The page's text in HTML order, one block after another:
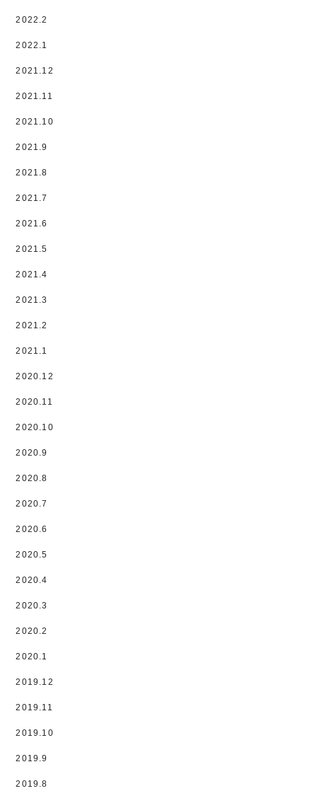
2022.2
2022.1
2021.12
2021.11
2021.10
2021.9
2021.8
2021.7
2021.6
2021.5
2021.4
2021.3
2021.2
2021.1
2020.12
2020.11
2020.10
2020.9
2020.8
2020.7
2020.6
2020.5
2020.4
2020.3
2020.2
2020.1
2019.12
2019.11
2019.10
2019.9
2019.8